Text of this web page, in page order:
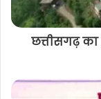
छत्तीसगढ़ का